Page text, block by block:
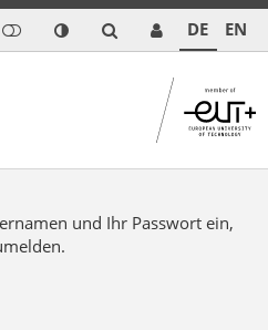
DE EN
und Ihr Passwort ein,